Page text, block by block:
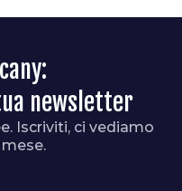
newsletter
Iscriviti, ci vediamo